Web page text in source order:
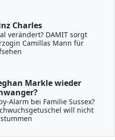
Charles
verändert? DAMIT sorgt
Camillas Mann für
Markle wieder
Alarm bei Familie Sussex?
will nicht